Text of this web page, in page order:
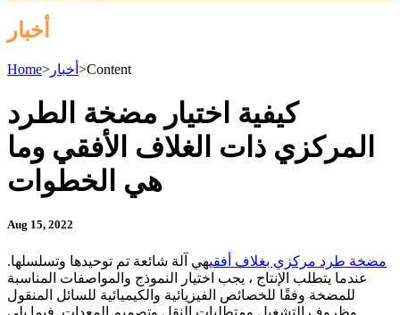
أخبار
Home> أخبار >Content
كيفية اختيار مضخة الطرد
المركزي ذات الغلاف الأفقي وما
هي الخطوات
Aug 15, 2022
مضخة طرد مركزي بغلاف أفقيهي آلة شائعة تم توحيدها وتسلسلها.
عندما يتطلب الإنتاج ، يجب اختيار النموذج والمواصفات المناسبة
للمضخة وفقًا للخصائص الفيزيائية والكيميائية للسائل المنقول
وظروف التشغيل ومتطلبات النقل وتصميم المعدات. فيما يلي